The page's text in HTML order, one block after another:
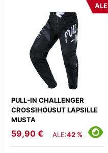
PULL-IN CHALLENGER
CROSSIHOUSUT LAPSILLE
MUSTA
ALE
59,90 € ALE:42 %